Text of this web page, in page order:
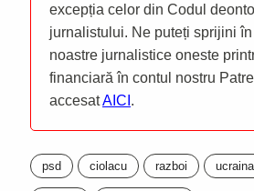
excepția celor din Codul
jurnalistului. Ne puteți sprijini
noastre jurnalistice oneste
financiară în contul nostru
accesatAICI .
psd ciolacu razboi ucraina